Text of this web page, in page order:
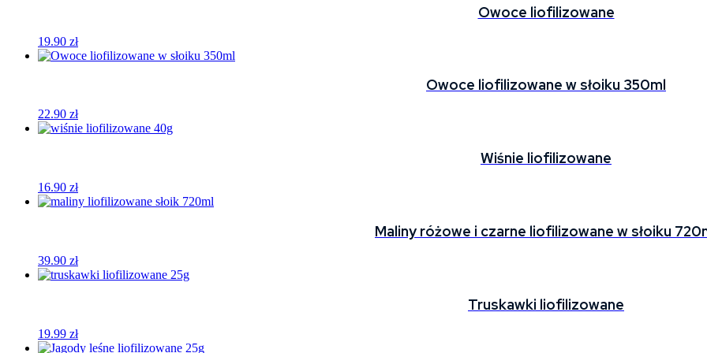
Owoce liofilizowane
19.90 zł
Owoce liofilizowane w słoiku 350ml
22.90 zł
Wiśnie liofilizowane
16.90 zł
Maliny różowe i czarne liofilizowane w słoiku
39.90 zł
Truskawki liofilizowane
19.99 zł